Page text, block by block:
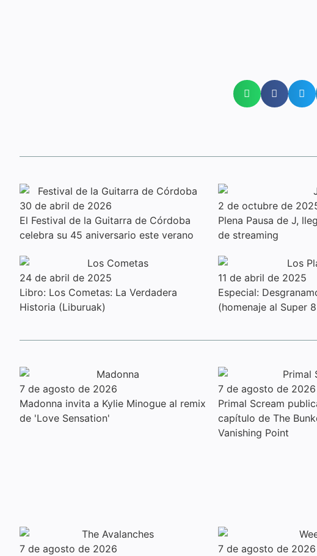
30 de abril de 2026
El Festival de la Guitarra de Córdoba
celebra su 45 aniversario este verano
2 de octubre de
Plena Pausa de J,
de streaming
24 de abril de 2025
Libro: Los Cometas: La Verdadera
Historia (Liburuak)
11 de abril de 2025
Especial:
(homenaje al Super
7 de agosto de 2026
Madonna invita a Kylie Minogue al remix
de 'Love Sensation'
7 de agosto de 2026
Primal Scream
capítulo de The
Vanishing Point
7 de agosto de 2026
7 de agosto de 2026